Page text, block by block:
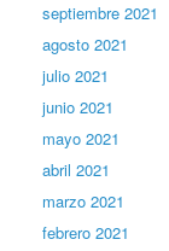
septiembre 2021
agosto 2021
julio 2021
junio 2021
mayo 2021
abril 2021
marzo 2021
febrero 2021